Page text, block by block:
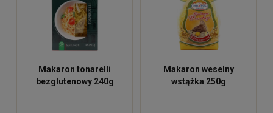
Makaron tonarelli
bezglutenowy 240g
Makaron weselny
wstążka 250g